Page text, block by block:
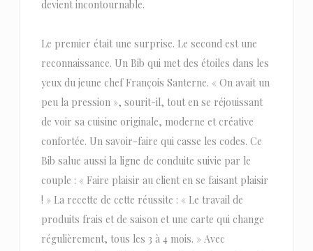
devient incontournable.
Le premier était une surprise. Le second est une
reconnaissance. Un Bib qui met des étoiles dans les
yeux du jeune chef François Santerne. « On avait un
peu la pression », sourit-il, tout en se réjouissant
de voir sa cuisine originale, moderne et créative
confortée. Un savoir-faire qui casse les codes. Ce
Bib salue aussi la ligne de conduite suivie par le
couple : « Faire plaisir au client en se faisant plaisir
! » La recette de cette réussite : « Le travail de
produits frais et de saison et une carte qui change
régulièrement, tous les 3 à 4 mois. » Avec